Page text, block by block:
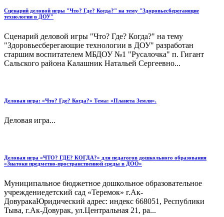
Сценарий деловой игры "Что? Где? Когда?" на тему "Здоровьесберегающие
технологии в ДОУ"
Сценарий деловой игры "Что? Где? Когда?" на тему
"Здоровьесберегающие технологии в ДОУ" разработан
старшим воспитателем МБДОУ №1 "Русалочка" п. Гигант
Сальского района Калашник Натальей Сергеевно...
Деловая игра: «Что? Где? Когда?» Тема: «Планета Земля».
Деловая игра...
Деловая игра «ЧТО? ГДЕ? КОГДА?» для педагогов дошкольного образования
«Знатоки предметно-пространственной среды в ДОО»
Муниципальное бюджетное дошкольное образовательное
учреждениедетский сад «Теремок» г.Ак-
ДовуракаЮридический адрес: индекс 668051, Республики
Тыва, г.Ак-Довурак, ул.Центральная 21, ра...